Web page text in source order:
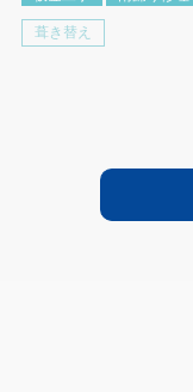
葺き替え